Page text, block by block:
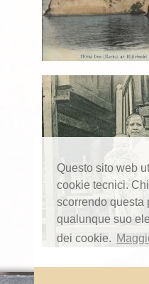
Questo sito web
cookie tecnici.
scorrendo questa
qualunque suo
dei cookie.